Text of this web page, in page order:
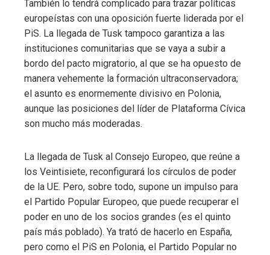
También lo tendrá complicado para trazar políticas
europeístas con una oposición fuerte liderada por el
PiS. La llegada de Tusk tampoco garantiza a las
instituciones comunitarias que se vaya a subir a
bordo del pacto migratorio, al que se ha opuesto de
manera vehemente la formación ultraconservadora;
el asunto es enormemente divisivo en Polonia,
aunque las posiciones del líder de Plataforma Cívica
son mucho más moderadas.
La llegada de Tusk al Consejo Europeo, que reúne a
los Veintisiete, reconfigurará los círculos de poder
de la UE. Pero, sobre todo, supone un impulso para
el Partido Popular Europeo, que puede recuperar el
poder en uno de los socios grandes (es el quinto
país más poblado). Ya trató de hacerlo en España,
pero como el PiS en Polonia, el Partido Popular no